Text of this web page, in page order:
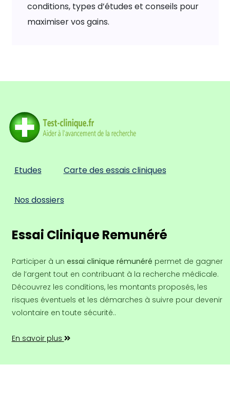
conditions, types d’études et conseils pour
maximiser vos gains.
Etudes Carte des essais cliniques
Nos dossiers
Essai Clinique Remunéré
Participer à un essai clinique rémunéré permet de gagner
de l’argent tout en contribuant à la recherche médicale.
Découvrez les conditions, les montants proposés, les
risques éventuels et les démarches à suivre pour devenir
volontaire en toute sécurité..
En savoir plus